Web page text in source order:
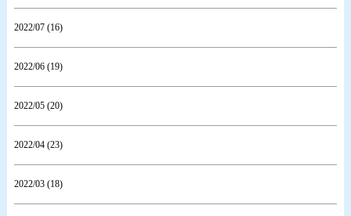
2022/07 (16)
2022/06 (19)
2022/05 (20)
2022/04 (23)
2022/03 (18)